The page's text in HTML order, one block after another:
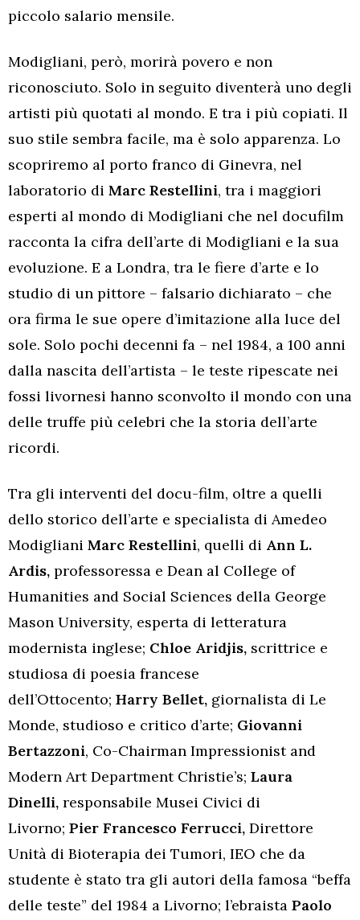
piccolo salario mensile.
Modigliani, però, morirà povero e non
riconosciuto. Solo in seguito diventerà uno degli
artisti più quotati al mondo. E tra i più copiati. Il
suo stile sembra facile, ma è solo apparenza. Lo
scopriremo al porto franco di Ginevra, nel
laboratorio di Marc Restellini, tra i maggiori
esperti al mondo di Modigliani che nel docufilm
racconta la cifra dell’arte di Modigliani e la sua
evoluzione. E a Londra, tra le fiere d’arte e lo
studio di un pittore – falsario dichiarato – che
ora firma le sue opere d’imitazione alla luce del
sole. Solo pochi decenni fa – nel 1984, a 100 anni
dalla nascita dell’artista – le teste ripescate nei
fossi livornesi hanno sconvolto il mondo con una
delle truffe più celebri che la storia dell’arte
ricordi.
Tra gli interventi del docu-film, oltre a quelli
dello storico dell’arte e specialista di Amedeo
Modigliani Marc Restellini, quelli di Ann L.
Ardis, professoressa e Dean al College of
Humanities and Social Sciences della George
Mason University, esperta di letteratura
modernista inglese; Chloe Aridjis, scrittrice e
studiosa di poesia francese
dell’Ottocento; Harry Bellet, giornalista di Le
Monde, studioso e critico d’arte; Giovanni
Bertazzoni, Co-Chairman Impressionist and
Modern Art Department Christie’s; Laura
Dinelli, responsabile Musei Civici di
Livorno; Pier Francesco Ferrucci, Direttore
Unità di Bioterapia dei Tumori, IEO che da
studente è stato tra gli autori della famosa “beffa
delle teste” del 1984 a Livorno; l’ebraista Paolo